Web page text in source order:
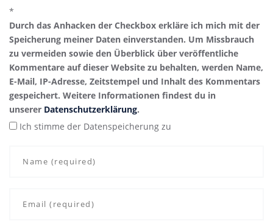
*
Durch das Anhacken der Checkbox erkläre ich mich mit der
Speicherung meiner Daten einverstanden. Um Missbrauch
zu vermeiden sowie den Überblick über veröffentliche
Kommentare auf dieser Website zu behalten, werden Name,
E-Mail, IP-Adresse, Zeitstempel und Inhalt des Kommentars
gespeichert. Weitere Informationen findest du in
unserer Datenschutzerklärung.
Ich stimme der Datenspeicherung zu